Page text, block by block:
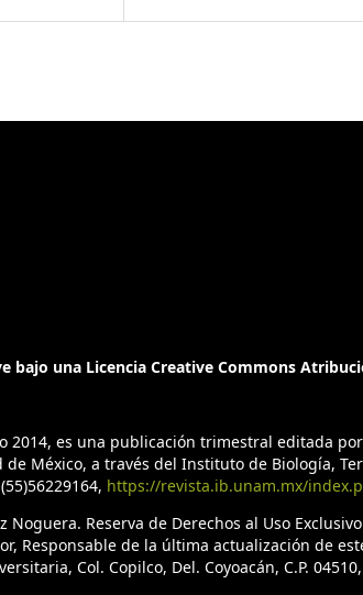
bajo una Licencia Creative Commons
2014, es una publicación trimestral editada
de México, a través del Instituto de Biología,
https://revista.ib.unam.mx/
Reserva de Derechos al Uso
Responsable de la última actualización de
Col. Copilco, Del. Coyoacán, C.P.